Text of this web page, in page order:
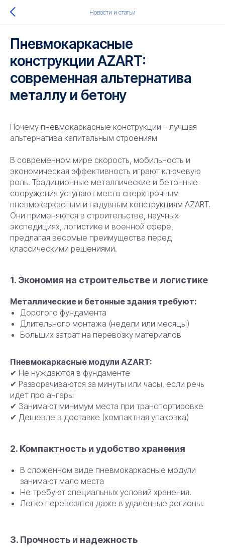
Новости и статьи
Пневмокаркасные
конструкции AZART:
современная альтернатива
металлу и бетону
Почему пневмокаркасные конструкции – лучшая
альтернатива капитальным строениям
В современном мире скорость, мобильность и
экономическая эффективность играют ключевую
роль. Традиционные металлические и бетонные
сооружения уступают место сверхпрочным
пневмокаркасным и надувным конструкциям AZART.
Они применяются в строительстве, научных
экспедициях, логистике и военной сфере,
предлагая весомые преимущества перед
классическими решениями.
1. Экономия на строительстве и логистике
Металлические и бетонные здания требуют:
Дорогого фундамента
Длительного монтажа (недели или месяцы)
Больших затрат на перевозку материалов
Пневмокаркасные модули AZART:
✔ Не нуждаются в фундаменте
✔ Разворачиваются за минуты или часы, если речь
идет про ангары
✔ Занимают минимум места при транспортировке
✔ Дешевле в доставке (компактная упаковка)
2. Компактность и удобство хранения
В сложенном виде пневмокаркасные модули
занимают мало места
Не требуют специальных условий хранения.
Легко перевозятся даже в удаленные регионы.
3. Прочность и надежность